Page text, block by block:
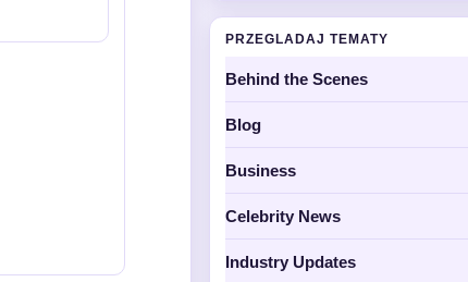
PRZEGLADAJ TEMATY
Behind the Scenes
Blog
Business
Celebrity News
Industry Updates